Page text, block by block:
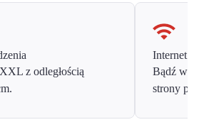
z odległością
Internet
Bądź w
strony